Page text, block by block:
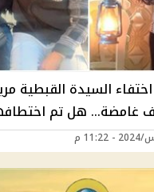
السيدة القبطية
غامضة… هل تم